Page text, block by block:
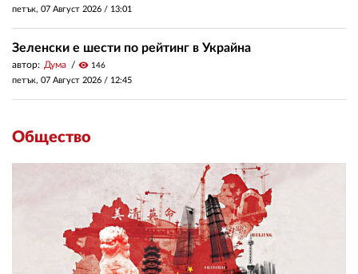
петък, 07 Август 2026 / 13:01
Зеленски е шести по рейтинг в Украйна
автор: Дума visibility 146
петък, 07 Август 2026 / 12:45
Общество